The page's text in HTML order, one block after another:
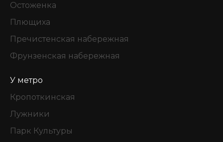
Остоженка
Плющиха
Пречистенская набережная
Фрунзенская набережная
У метро
Кропоткинская
Лужники
Парк Культуры